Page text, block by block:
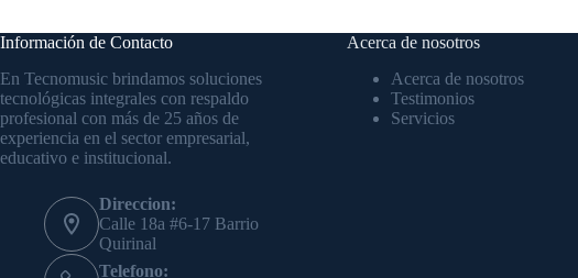
Información de Contacto
En Tecnomusic brindamos soluciones
tecnológicas integrales con respaldo
profesional con más de 25 años de
experiencia en el sector empresarial,
educativo e institucional.
Direccion:
Calle 18a #6-17 Barrio
Quirinal
Telefono:
Acerca de nosotros
Acerca de nosotros
Testimonios
Servicios